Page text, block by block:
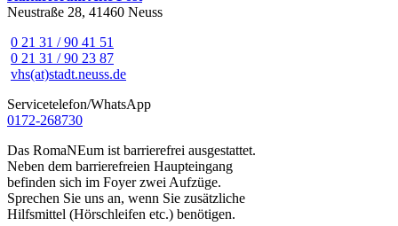
Neustraße 28, 41460 Neuss
0 21 31 / 90 41 51
0 21 31 / 90 23 87
vhs(at)stadt.neuss.de
Servicetelefon/WhatsApp
0172-268730
Das RomaNEum ist barrierefrei ausgestattet.
Neben dem barrierefreien Haupteingang
befinden sich im Foyer zwei Aufzüge.
Sprechen Sie uns an, wenn Sie zusätzliche
Hilfsmittel (Hörschleifen etc.) benötigen.